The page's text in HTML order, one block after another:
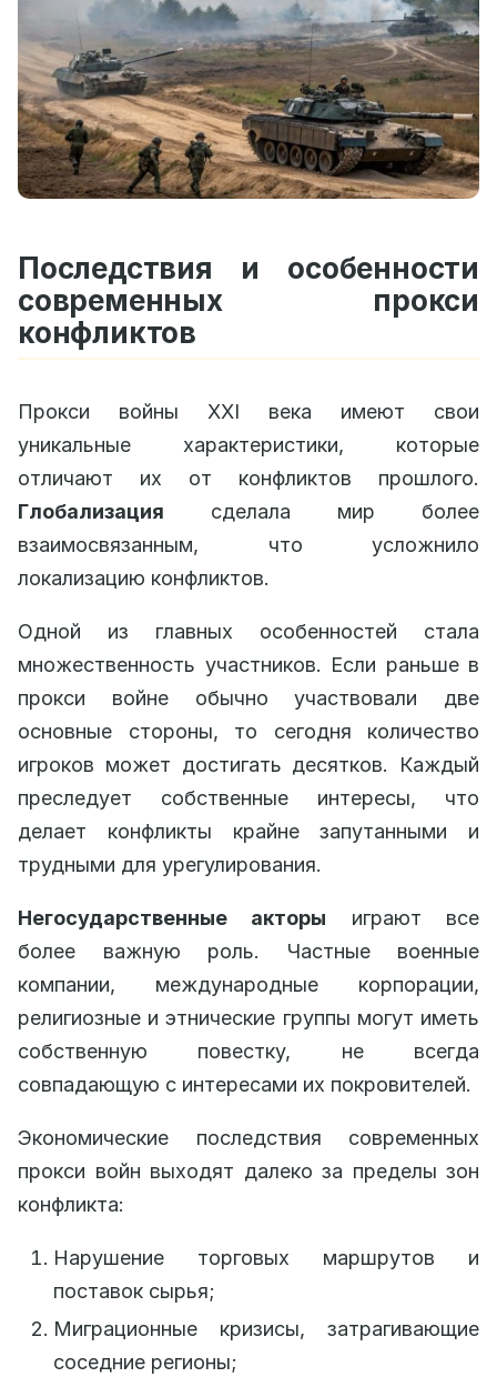
Последствия и особенности
современных прокси
конфликтов
Прокси войны XXI века имеют свои
уникальные характеристики, которые
отличают их от конфликтов прошлого.
Глобализация сделала мир более
взаимосвязанным, что усложнило
локализацию конфликтов.
Одной из главных особенностей стала
множественность участников. Если раньше в
прокси войне обычно участвовали две
основные стороны, то сегодня количество
игроков может достигать десятков. Каждый
преследует собственные интересы, что
делает конфликты крайне запутанными и
трудными для урегулирования.
Негосударственные акторы играют все
более важную роль. Частные военные
компании, международные корпорации,
религиозные и этнические группы могут иметь
собственную повестку, не всегда
совпадающую с интересами их покровителей.
Экономические последствия современных
прокси войн выходят далеко за пределы зон
конфликта:
Нарушение торговых маршрутов и
поставок сырья;
Миграционные кризисы, затрагивающие
соседние регионы;